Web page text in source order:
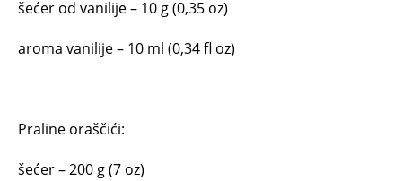
šećer od vanilije – 10 g (0,35 oz)
aroma vanilije – 10 ml (0,34 fl oz)
Praline oraščići:
šećer – 200 g (7 oz)